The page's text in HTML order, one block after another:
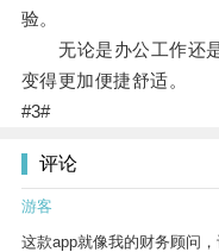
验。
无论是办公工作还是
变得更加便捷舒适。
#3#
评论
游客
这款app就像我的财务顾问，